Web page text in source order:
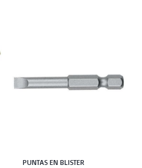
PUNTAS EN BLISTER